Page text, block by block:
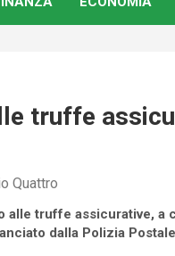
truffe
Quattro
alle truffe assicurative,
dalla Polizia Postale